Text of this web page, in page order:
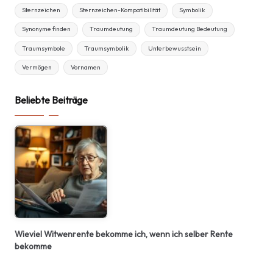
Sternzeichen Sternzeichen-Kompatibilität Symbolik
Synonyme finden Traumdeutung Traumdeutung Bedeutung
Traumsymbole Traumsymbolik Unterbewusstsein
Vermögen Vornamen
Beliebte Beiträge
Wieviel Witwenrente bekomme ich, wenn ich selber Rente
bekomme